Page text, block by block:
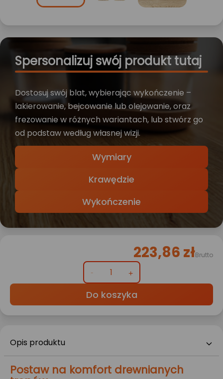
Spersonalizuj swój produkt tutaj
Dostosuj swój blat, wybierając wykończenie –
lakierowanie, bejcowanie lub olejowanie, oraz
frezowanie w różnych wariantach, lub stwórz go
od podstaw według własnej wizji.
Wymiary
Krawędzie
Wykończenie
223,86 złBrutto
Do koszyka
Opis produktu
Postaw na komfort drewnianych